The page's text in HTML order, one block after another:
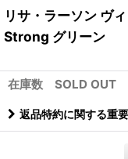
リサ・ラーソン ヴ
Strong グリーン
在庫数 SOLD OUT
返品特約に関する重